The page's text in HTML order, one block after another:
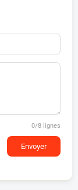
0/8 lignes
Envoyer